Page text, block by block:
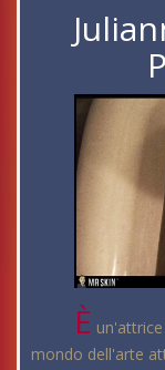
È
mondo dell'arte